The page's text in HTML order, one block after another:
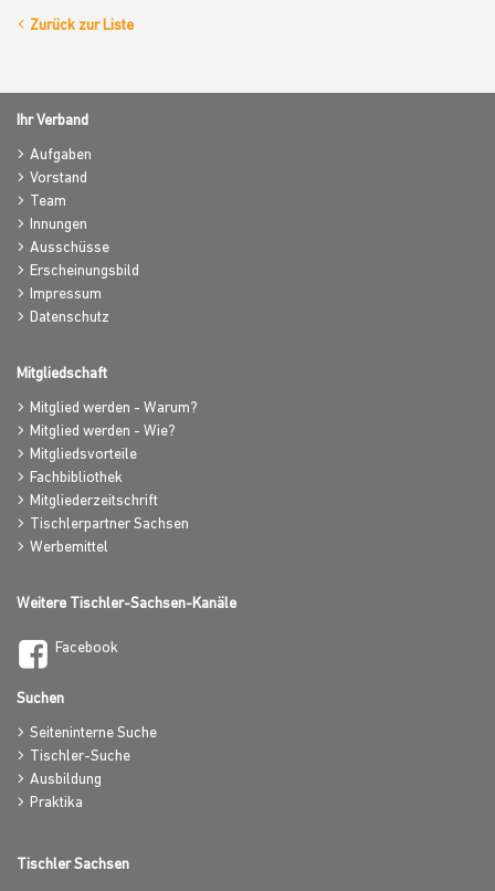
Zurück zur Liste
Ihr Verband
Aufgaben
Vorstand
Team
Innungen
Ausschüsse
Erscheinungsbild
Impressum
Datenschutz
Mitgliedschaft
Mitglied werden - Warum?
Mitglied werden - Wie?
Mitgliedsvorteile
Fachbibliothek
Mitgliederzeitschrift
Tischlerpartner Sachsen
Werbemittel
Weitere Tischler-Sachsen-Kanäle
Facebook
Suchen
Seiteninterne Suche
Tischler-Suche
Ausbildung
Praktika
Tischler Sachsen